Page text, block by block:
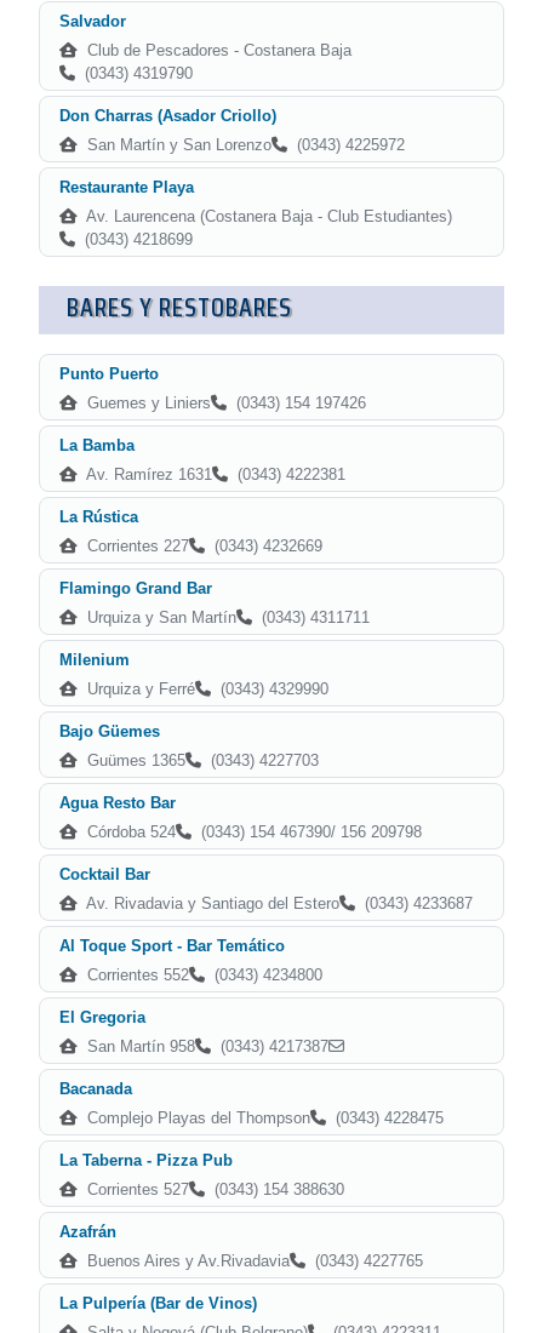
Salvador
Club de Pescadores - Costanera Baja
(0343) 4319790
Don Charras (Asador Criollo)
San Martín y San Lorenzo
(0343) 4225972
Restaurante Playa
Av. Laurencena (Costanera Baja - Club Estudiantes)
(0343) 4218699
BARES Y RESTOBARES
Punto Puerto
Guemes y Liniers
(0343) 154 197426
La Bamba
Av. Ramírez 1631
(0343) 4222381
La Rústica
Corrientes 227
(0343) 4232669
Flamingo Grand Bar
Urquiza y San Martín
(0343) 4311711
Milenium
Urquiza y Ferré
(0343) 4329990
Bajo Güemes
Guümes 1365
(0343) 4227703
Agua Resto Bar
Córdoba 524
(0343) 154 467390/ 156 209798
Cocktail Bar
Av. Rivadavia y Santiago del Estero
(0343) 4233687
Al Toque Sport - Bar Temático
Corrientes 552
(0343) 4234800
El Gregoria
San Martín 958
(0343) 4217387
Bacanada
Complejo Playas del Thompson
(0343) 4228475
La Taberna - Pizza Pub
Corrientes 527
(0343) 154 388630
Azafrán
Buenos Aires y Av.Rivadavia
(0343) 4227765
La Pulpería (Bar de Vinos)